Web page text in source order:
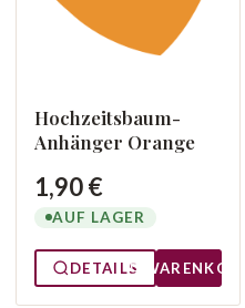
Hochzeitsbaum-
Anhänger Orange
1,90 €
AUF LAGER
DETAILS WARENKORB